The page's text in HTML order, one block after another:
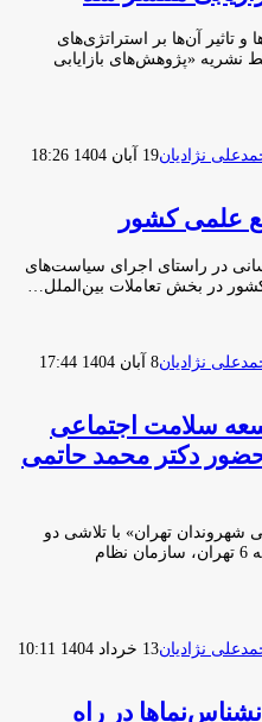
تاثیر آن‌ها بر استراتژی‌های
نشریه «پژوهش‌های بازایابی
نژادیان19 آبان 1404 18:26
علمی کشور
در راستای اجرای سیاست‌های
در بخش تعاملات بین‌الملل…
نژادیان8 آبان 1404 17:44
سلامت اجتماعی
دکتر محمد حاتمی
تهران» با تلاشی دو
ماهه و همکاری شهرداری منطقه 6 تهران، سازمان نظام
نژادیان13 خرداد 1404 10:11
در راه